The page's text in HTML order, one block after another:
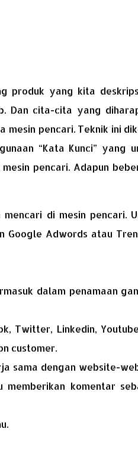
produk yang kita
Dan cita-cita yang
pencari. Teknik ini
“Kata Kunci” yang
pencari. Adapun
di mesin pencari.
Google Adwords atau
dalam penamaan
Twitter, Linkedin,
customer.
sama dengan website-
komentar